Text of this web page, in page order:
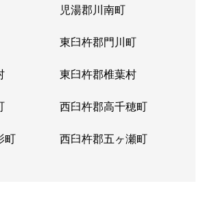
児湯郡川南町
東臼杵郡門川町
東臼杵郡椎葉村
西臼杵郡高千穂町
町 西臼杵郡五ヶ瀬町